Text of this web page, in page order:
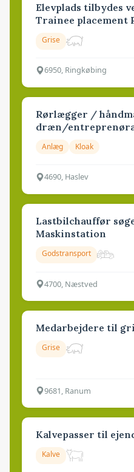
Elevplads tilbydes
Trainee placement
Grise
6950, Ringkøbing
Rørlægger /
dræn/
Anlæg Kloak
4690, Haslev
Lastbilchauffør
Maskinstation
Godstransport
4700, Næstved
Medarbejdere til
Grise
9681, Ranum
Kalvepasser til
Kalve